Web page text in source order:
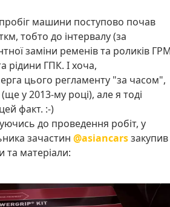
пробіг машини поступово почав
тобто до інтервалу (за
заміни ременів та роликів
рідини ГПК. І хоча,
цього регламенту "за часом",
у 2013-му році), але я тоді
факт. :-)
до проведення робіт, у
зачастин @asiancarsзакупив
та матеріали: